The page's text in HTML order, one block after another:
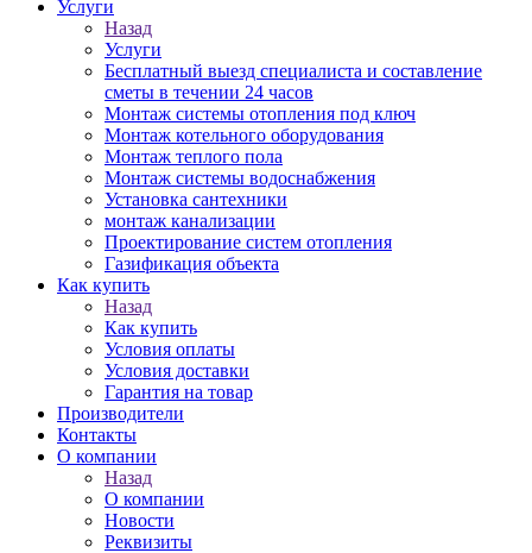
Услуги
Назад
Услуги
Бесплатный выезд специалиста и составление
сметы в течении 24 часов
Монтаж системы отопления под ключ
Монтаж котельного оборудования
Монтаж теплого пола
Монтаж системы водоснабжения
Установка сантехники
монтаж канализации
Проектирование систем отопления
Газификация объекта
Как купить
Назад
Как купить
Условия оплаты
Условия доставки
Гарантия на товар
Производители
Контакты
О компании
Назад
О компании
Новости
Реквизиты